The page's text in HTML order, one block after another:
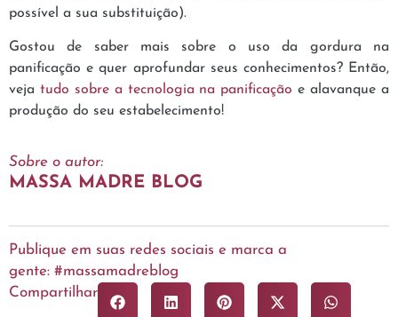
possível a sua substituição).
Gostou de saber mais sobre o uso da gordura na
panificação e quer aprofundar seus conhecimentos? Então,
veja tudo sobre a tecnologia na panificação e alavanque a
produção do seu estabelecimento!
Sobre o autor:
MASSA MADRE BLOG
Publique em suas redes sociais e marca a
gente: #massamadreblog
Compartilhar